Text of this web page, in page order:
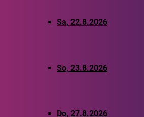
Sa, 22.8.2026
So, 23.8.2026
Do, 27.8.2026